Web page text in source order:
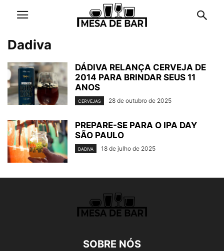
Dadiva
DÁDIVA RELANÇA CERVEJA DE
2014 PARA BRINDAR SEUS 11
ANOS
CERVEJAS 28 de outubro de 2025
PREPARE-SE PARA O IPA DAY
SÃO PAULO
DADIVA 18 de julho de 2025
SOBRE NÓS